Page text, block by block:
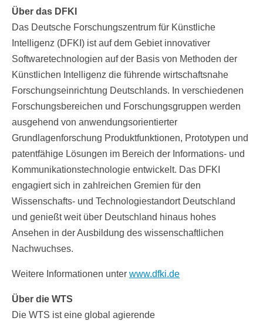
Über das DFKI
Das Deutsche Forschungszentrum für Künstliche
Intelligenz (DFKI) ist auf dem Gebiet innovativer
Softwaretechnologien auf der Basis von Methoden der
Künstlichen Intelligenz die führende wirtschaftsnahe
Forschungseinrichtung Deutschlands. In verschiedenen
Forschungsbereichen und Forschungsgruppen werden
ausgehend von anwendungsorientierter
Grundlagenforschung Produktfunktionen, Prototypen und
patentfähige Lösungen im Bereich der Informations- und
Kommunikationstechnologie entwickelt. Das DFKI
engagiert sich in zahlreichen Gremien für den
Wissenschafts- und Technologiestandort Deutschland
und genießt weit über Deutschland hinaus hohes
Ansehen in der Ausbildung des wissenschaftlichen
Nachwuchses.
Weitere Informationen unter www.dfki.de
Über die WTS
Die WTS ist eine global agierende